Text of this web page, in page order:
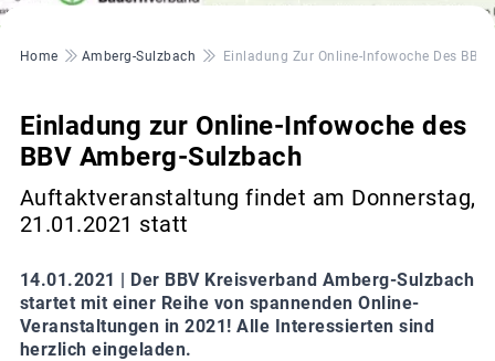
Pfadnavigation
Home Amberg-Sulzbach Einladung Zur Online-Infowoche Des BBV
Einladung zur Online-Infowoche des
BBV Amberg-Sulzbach
Auftaktveranstaltung findet am Donnerstag,
21.01.2021 statt
14.01.2021 | Der BBV Kreisverband Amberg-Sulzbach
startet mit einer Reihe von spannenden Online-
Veranstaltungen in 2021! Alle Interessierten sind
herzlich eingeladen.